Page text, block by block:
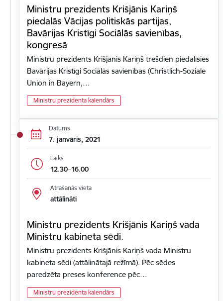
Ministru prezidents Krišjānis Kariņš
piedalās Vācijas politiskās partijas,
Bavārijas Kristīgi Sociālās savienības,
kongresā
Ministru prezidents Krišjānis Kariņš trešdien piedalīsies
Bavārijas Kristīgi Sociālās savienības (Christlich-Soziale
Union in Bayern,…
Ministru prezidenta kalendārs
Datums
7. janvāris, 2021
Laiks
12.30–16.00
Atrašanās vieta
attālināti
Ministru prezidents Krišjānis Kariņš vada
Ministru kabineta sēdi.
Ministru prezidents Krišjānis Kariņš vada Ministru
kabineta sēdi (attālinātajā režīmā). Pēc sēdes
paredzēta preses konference pēc…
Ministru prezidenta kalendārs